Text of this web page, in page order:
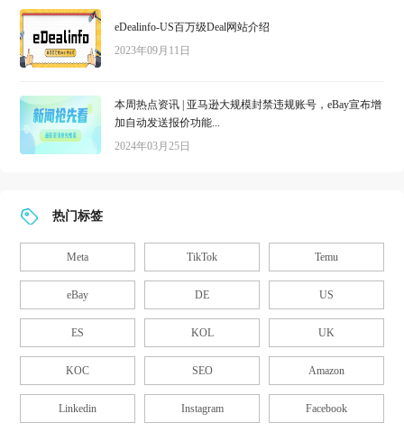
eDealinfo-US百万级Deal网站介绍
2023年09月11日
本周热点资讯 | 亚马逊大规模封禁违规账号，eBay宣布增
加自动发送报价功能...
2024年03月25日
热门标签
Meta TikTok Temu
eBay DE US
ES KOL UK
KOC SEO Amazon
Linkedin Instagram Facebook